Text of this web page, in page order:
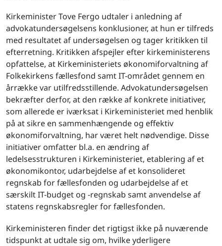
Kirkeminister Tove Fergo udtaler i anledning af
advokatundersøgelsens konklusioner, at hun er tilfreds
med resultatet af undersøgelsen og tager kritikken til
efterretning. Kritikken afspejler efter kirkeministerens
opfattelse, at Kirkeministeriets økonomiforvaltning af
Folkekirkens fællesfond samt IT-området gennem en
årrække var utilfredsstillende. Advokatundersøgelsen
bekræfter derfor, at den række af konkrete initiativer,
som allerede er iværksat i Kirkeministeriet med henblik
på at sikre en sammenhængende og effektiv
økonomiforvaltning, har været helt nødvendige. Disse
initiativer omfatter bl.a. en ændring af
ledelsesstrukturen i Kirkeministeriet, etablering af et
økonomikontor, udarbejdelse af et konsolideret
regnskab for fællesfonden og udarbejdelse af et
særskilt IT-budget og -regnskab samt anvendelse af
statens regnskabsregler for fællesfonden.
Kirkeministeren finder det rigtigst ikke på nuværende
tidspunkt at udtale sig om, hvilke yderligere